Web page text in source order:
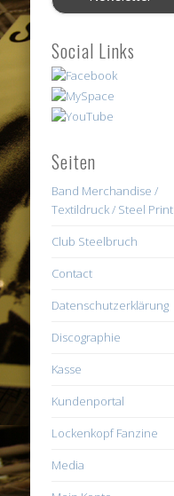
Social Links
Seiten
Band Merchandise /
Textildruck / Steel Print
Club Steelbruch
Contact
Datenschutzerklärung
Discographie
Kasse
Kundenportal
Lockenkopf Fanzine
Media